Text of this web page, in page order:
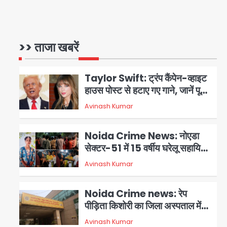
>> ताजा खबरें
1
फ्रॉड
2
Taylor Swift: ट्रंप कैंपेन-व्हाइट
हाउस पोस्ट से हटाए गए गाने, जानें पूरा
विवाद
Avinash Kumar
3
Noida Crime News: नोएडा
सेक्टर-51 में 15 वर्षीय घरेलू सहायिका
का शव पंखे से लटका मिला
Avinash Kumar
Noida Crime news: रेप
पीड़िता किशोरी का जिला अस्पताल में
हुआ गर्भपात, उधर सेक्टर-49 में
Avinash Kumar